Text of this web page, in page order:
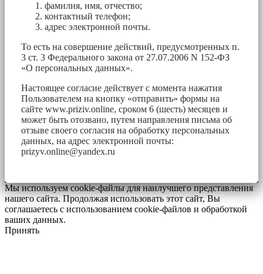
фамилия, имя, отчество;
контактный телефон;
адрес электронной почты.
То есть на совершение действий, предусмотренных п.
3 ст. 3 Федерального закона от 27.07.2006 N 152-ФЗ
«О персональных данных».
Настоящее согласие действует с момента нажатия
Пользователем на кнопку «отправить» формы на
сайте www.priziv.online, сроком 6 (шесть) месяцев и
может быть отозвано, путем направления письма об
отзыве своего согласия на обработку персональных
данных, на адрес электронной почты:
prizyv.online@yandex.ru
Мы используем cookie-файлы для наилучшего представления
нашего сайта. Продолжая использовать этот сайт, Вы
соглашаетесь с использованием cookie-файлов и обработкой
ваших данных.
Принять